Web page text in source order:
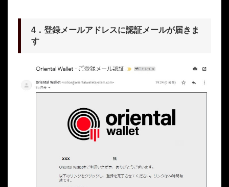
4．登録メールアドレスに認証メールが届きま
す